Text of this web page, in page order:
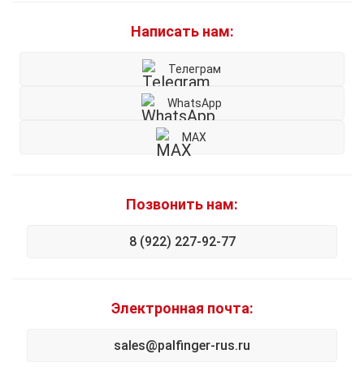
Написать нам:
Телеграм
WhatsApp
MAX
Позвонить нам:
8 (922) 227-92-77
Электронная почта:
sales@palfinger-rus.ru